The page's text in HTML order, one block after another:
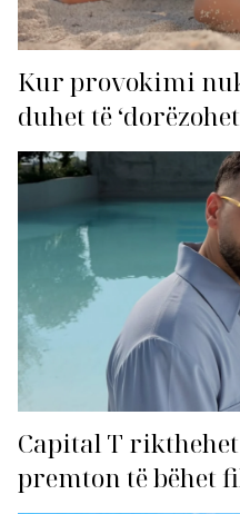
Kur provokimi
duhet të
Capital T
premton të bëhet